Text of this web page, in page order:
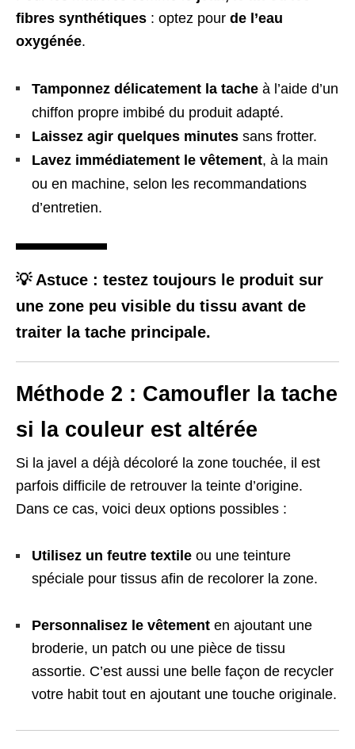
fibres synthétiques : optez pour de l’eau
oxygénée.
Tamponnez délicatement la tache à l’aide d’un
chiffon propre imbibé du produit adapté.
Laissez agir quelques minutes sans frotter.
Lavez immédiatement le vêtement, à la main
ou en machine, selon les recommandations
d’entretien.
💡 Astuce : testez toujours le produit sur
une zone peu visible du tissu avant de
traiter la tache principale.
Méthode 2 : Camoufler la tache
si la couleur est altérée
Si la javel a déjà décoloré la zone touchée, il est
parfois difficile de retrouver la teinte d’origine.
Dans ce cas, voici deux options possibles :
Utilisez un feutre textile ou une teinture
spéciale pour tissus afin de recolorer la zone.
Personnalisez le vêtement en ajoutant une
broderie, un patch ou une pièce de tissu
assortie. C’est aussi une belle façon de recycler
votre habit tout en ajoutant une touche originale.